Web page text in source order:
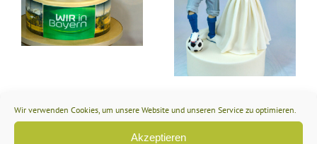
Wir verwenden Cookies, um unsere Website und unseren Service zu optimieren.
Akzeptieren
Fußballers und einer
Hobby Bäckerin
Hinterlasse einen Kommentar